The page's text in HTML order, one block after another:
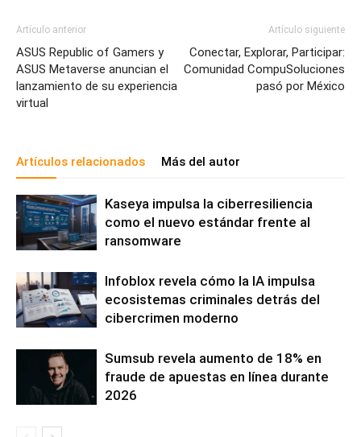
Artículo anterior
ASUS Republic of Gamers y
ASUS Metaverse anuncian el
lanzamiento de su experiencia
virtual
Artículo siguiente
Conectar, Explorar, Participar:
Comunidad CompuSoluciones
pasó por México
Artículos relacionados Más del autor
Kaseya impulsa la ciberresiliencia
como el nuevo estándar frente al
ransomware
Infoblox revela cómo la IA impulsa
ecosistemas criminales detrás del
cibercrimen moderno
Sumsub revela aumento de 18% en
fraude de apuestas en línea durante
2026